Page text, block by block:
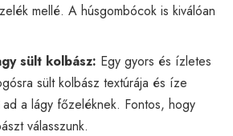
mellé. A húsgombócok is kiválóan
sült kolbász: Egy gyors és ízletes
sült kolbász textúrája és íze
a lágy főzeléknek. Fontos, hogy
válasszunk.